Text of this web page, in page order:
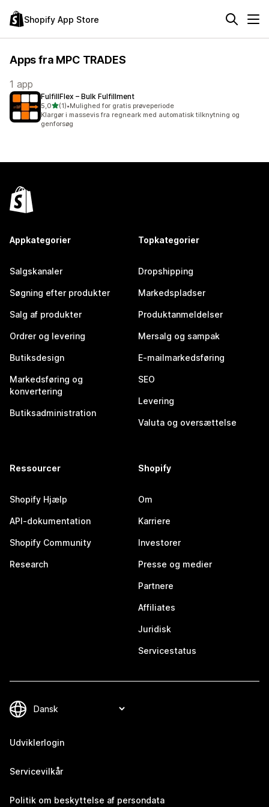
Shopify App Store
Apps fra MPC TRADES
1 app
FulfillFlex – Bulk Fulfillment
5,0ud af 5 stjerner
(1)
1 anmeldelser i alt
•Mulighed for gratis prøveperiode
Klargør i massevis fra regneark med automatisk tilknytning og
genforsøg
Appkategorier
Salgskanaler
Søgning efter produkter
Salg af produkter
Ordrer og levering
Butiksdesign
Markedsføring og
konvertering
Butiksadministration
Topkategorier
Dropshipping
Markedspladser
Produktanmeldelser
Mersalg og sampak
E-mailmarkedsføring
SEO
Levering
Valuta og oversættelse
Ressourcer
Shopify Hjælp
API-dokumentation
Shopify Community
Research
Shopify
Om
Karriere
Investorer
Presse og medier
Partnere
Affiliates
Juridisk
Servicestatus
Udviklerlogin
Servicevilkår
Politik om beskyttelse af persondata